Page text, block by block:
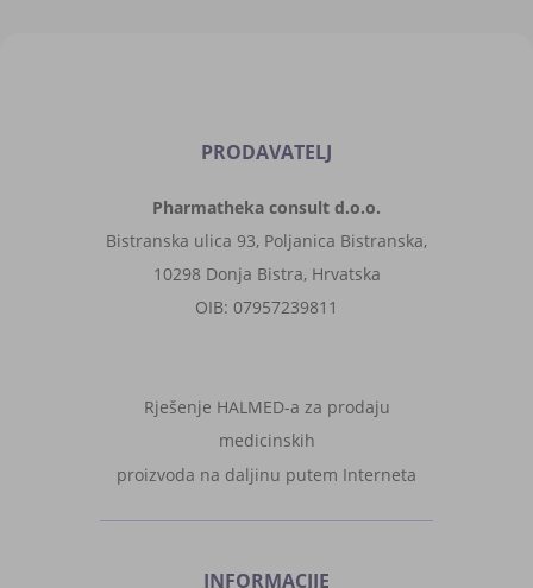
PRODAVATELJ
Pharmatheka consult d.o.o.
Bistranska ulica 93, Poljanica Bistranska,
10298 Donja Bistra, Hrvatska
OIB: 07957239811
Rješenje HALMED-a za prodaju
medicinskih
proizvoda na daljinu putem Interneta
INFORMACIJE